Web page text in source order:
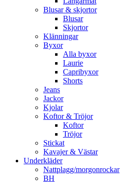
Blusar & skjortor
Blusar
Skjortor
Klänningar
Byxor
Alla byxor
Laurie
Capribyxor
Shorts
Jeans
Jackor
Kjolar
Koftor & Tröjor
Koftor
Tröjor
Stickat
Kavajer & Västar
Underkläder
Nattplagg/morgonrockar
BH